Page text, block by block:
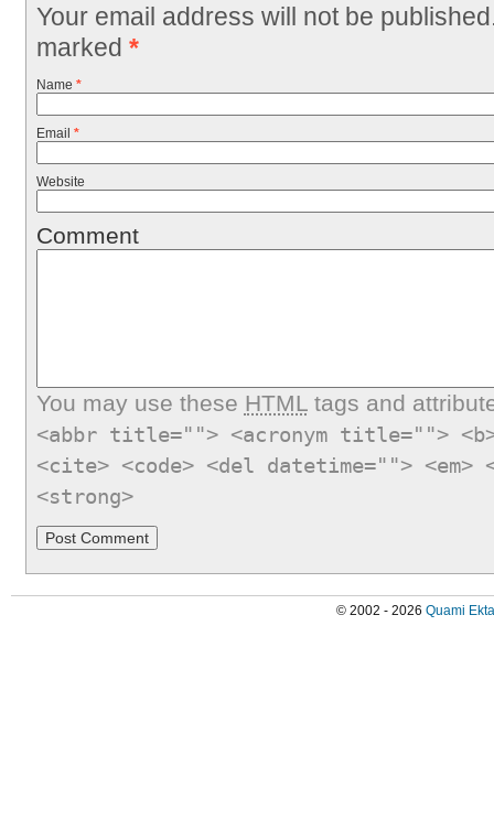
Your email address will not be
marked *
Name *
Email *
Website
Comment
You may use these HTMLtags and
<abbr title=""> <acronym title="">
<cite> <code> <del datetime="">
<strong>
© 2002 - 2026 Quami